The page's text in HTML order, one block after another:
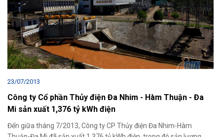
23/07/2013
Công ty Cổ phần Thủy điện Đa Nhim - Hàm Thuận - Đa
Mi sản xuất 1,376 tỷ kWh điện
Đến giữa tháng 7/2013, Công ty CP Thủy điện Đa Nhim-Hàm